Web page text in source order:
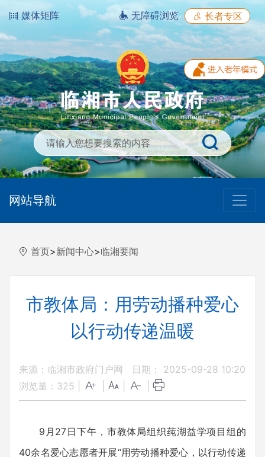
媒体矩阵 无障碍浏览 长者专区
网站导航
首页>新闻中心>临湘要闻
市教体局：用劳动播种爱心
以行动传递温暖
来源：临湘市政府门户网
日期： 2025-09-28 10:20
浏览量： 325
9月27日下午，市教体局组织莼湖益学项目组的
40余名爱心志愿者开展“用劳动播种爱心，以行动传递